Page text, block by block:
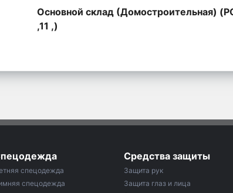
Основной склад (Домостроительная)
,11 ,)
спецодежда
спецодежда
Средства защиты
Защита рук
Защита глаз и лица